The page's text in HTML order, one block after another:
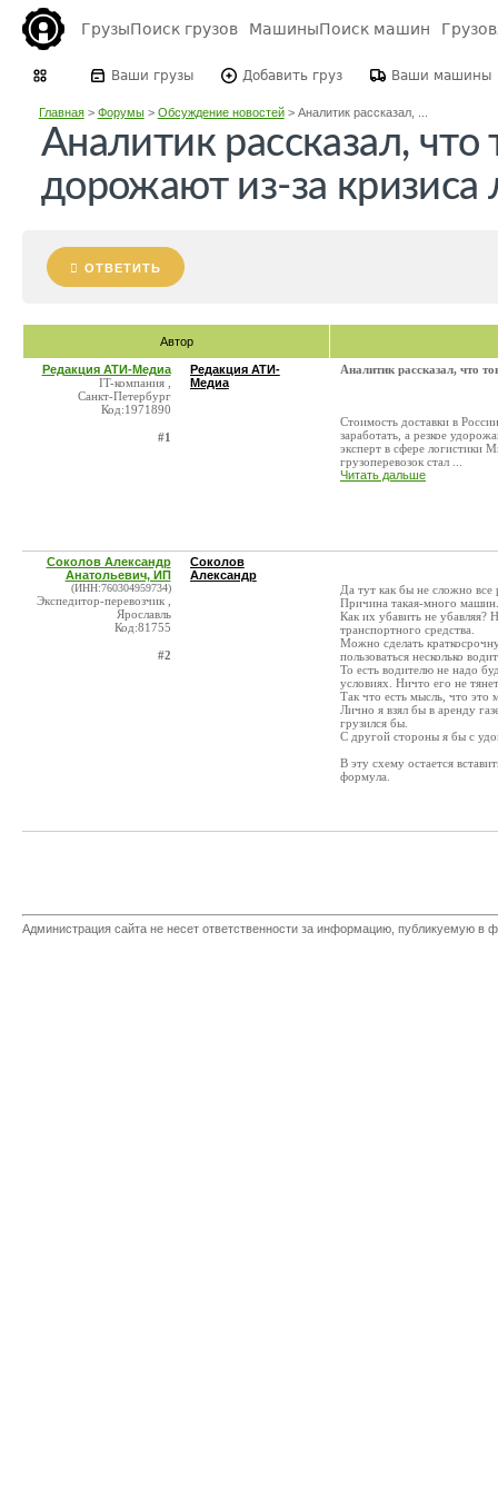
ГрузыПоиск грузов МашиныПоиск машин
Ваши грузы Добавить груз Ваши машины
Главная> Форумы> Обсуждение новостей> Аналитик рассказал, ...
Аналитик рассказал, что
дорожают из-за кризиса
ОТВЕТИТЬ
Автор
Редакция АТИ-Медиа
IT-компания ,
Санкт-Петербург
Код:1971890
#1
Редакция АТИ-
Медиа
Аналитик рассказал, что
Стоимость доставки в
заработать, а резкое
эксперт в сфере логистики
грузоперевозок стал ...
Читать дальше
Соколов Александр
Анатольевич, ИП
(ИНН:760304959734)
Экспедитор-перевозчик ,
Ярославль
Код:81755
#2
Соколов
Александр
Да тут как бы не сложно все
Причина такая-много машин.
Как их убавить не убавляя?
транспортного средства.
Можно сделать
пользоваться несколько
То есть водителю не надо
условиях. Ничто его не
Так что есть мысль, что это
Лично я взял бы в аренду
грузился бы.
С другой стороны я бы с
В эту схему остается
формула.
Администрация сайта не несет ответственности за информацию, публикуемую